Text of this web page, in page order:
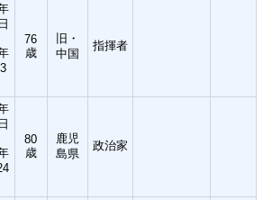
76
歳
旧・
中国
指揮者
80
歳
鹿児
島県
政治家